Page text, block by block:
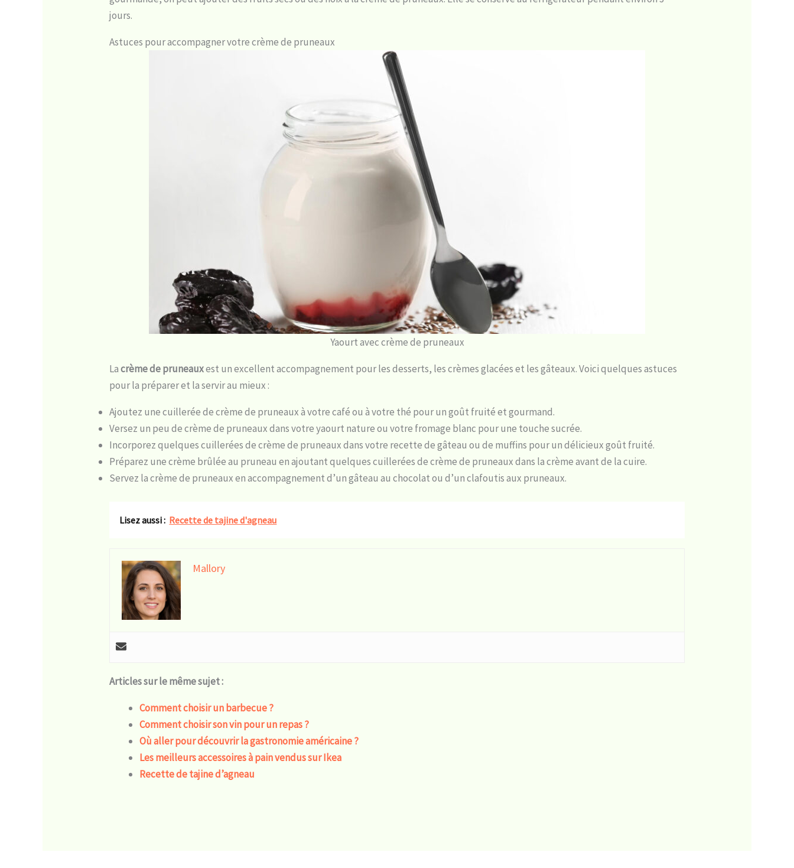
jours.
Astuces pour accompagner votre crème de pruneaux
Yaourt avec crème de pruneaux
Lacrème de pruneauxest un excellent accompagnement pour les desserts, les crèmes glacées et les gâteaux. Voici quelques astuces
pour la préparer et la servir au mieux :
Ajoutez une cuillerée de crème de pruneaux à votre café ou à votre thé pour un goût fruité et gourmand.
Versez un peu de crème de pruneaux dans votre yaourt nature ou votre fromage blanc pour une touche sucrée.
Incorporez quelques cuillerées de crème de pruneaux dans votre recette de gâteau ou de muffins pour un délicieux goût fruité.
Préparez une crème brûlée au pruneau en ajoutant quelques cuillerées de crème de pruneaux dans la crème avant de la cuire.
Servez la crème de pruneaux en accompagnement d’un gâteau au chocolat ou d’un clafoutis aux pruneaux.
Lisez aussi : Recette de tajine d'agneau
Mallory
Articles sur le même sujet :
Comment choisir un barbecue ?
Comment choisir son vin pour un repas ?
Où aller pour découvrir la gastronomie américaine ?
Les meilleurs accessoires à pain vendus sur Ikea
Recette de tajine d’agneau